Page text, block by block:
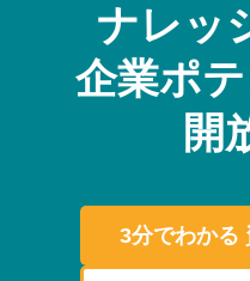
ご利用企業様の声
セキュリティ
よくある質問
ナレッ
企業ポ
開
3分でわかる